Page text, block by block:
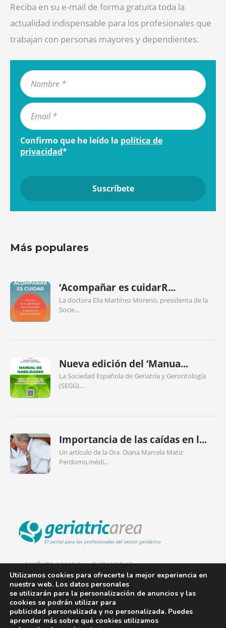
Reciba en su e-mail de forma gratuita toda la
actualidad indispensable para los profesionales que
trabajan con personas mayores y dependientes.
Confirmo que he leído la política de
privacidad*
Más populares
‘Acompañar es cuidarR...
La doctora Elia Martínez Moreno, presidenta de la
Socie...
Nueva edición del ‘Manua...
La Sociedad Española de Geriatría y Gerontología
(SEGG)...
Importancia de las caídas en l...
Un artículo de la Dra. Diana Marcela Matiz
Perdomo,médi...
QUIÉNES SOMOS PUBLICIDAD
AVISO LEGAL
POLÍTICA DE COOKIES
POLÍTICA DE PRIVACIDAD
Utilizamos cookies para ofrecerte la mejor experiencia en
nuestra web. Los datos personales
se utilizarán para la personalización de anuncios y las
cookies se podrán utilizar para
publicidad personalizada y no personalizada. Puedes
aprender más sobre qué cookies utilizamos